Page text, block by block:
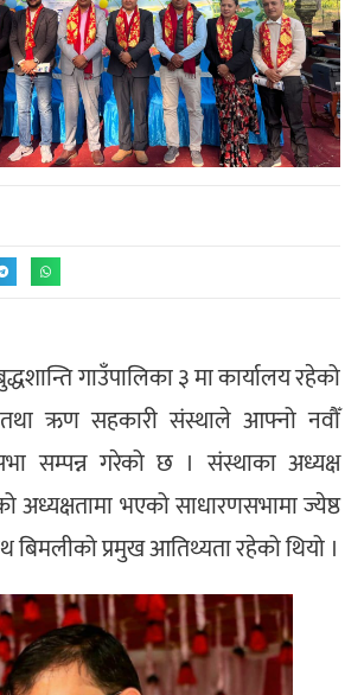
गाउँपालिका ३ मा कार्यालय रहेको
तथा ऋण सहकारी संस्थाले आफ्नो नवौँ
सम्पन्न गरेको छ । संस्थाका अध्यक्ष
अध्यक्षतामा भएको साधारणसभामा ज्येष्ठ
प्रमुख आतिथ्यता रहेको थियो ।